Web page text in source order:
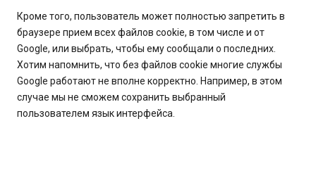
Кроме того, пользователь может полностью запретить в
браузере прием всех файлов cookie, в том числе и от
Google, или выбрать, чтобы ему сообщали о последних.
Хотим напомнить, что без файлов cookie многие службы
Google работают не вполне корректно. Например, в этом
случае мы не сможем сохранить выбранный
пользователем язык интерфейса.